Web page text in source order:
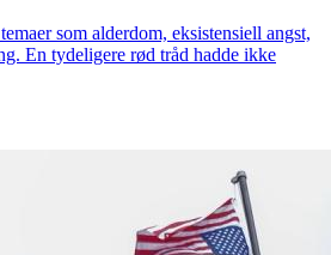
som alderdom, eksistensiell angst,
En tydeligere rød tråd hadde ikke